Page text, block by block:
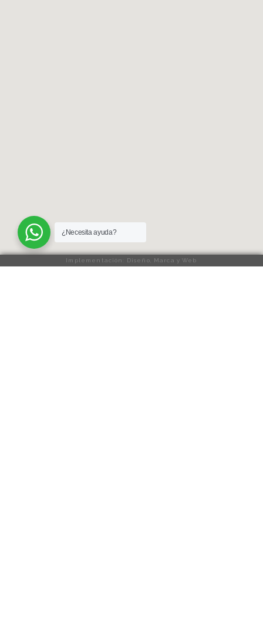
¿Necesita ayuda?
Implementación: Diseño, Marca y Web